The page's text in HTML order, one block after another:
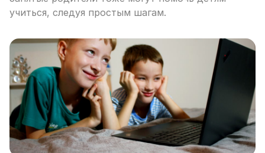
учиться, следуя простым шагам.